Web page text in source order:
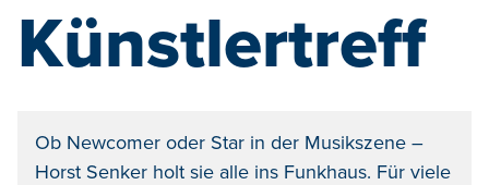
Künstlertreff
Ob Newcomer oder Star in der Musikszene –
Horst Senker holt sie alle ins Funkhaus. Für viele